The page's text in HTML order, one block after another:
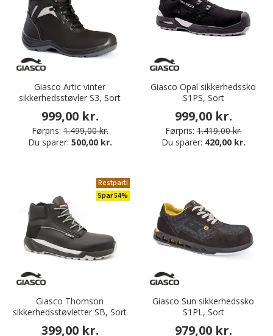
Giasco Artic vinter
sikkerhedsstøvler S3, Sort
999,00 kr.
Førpris: 1.499,00 kr.
Du sparer: 500,00 kr.
Giasco Opal sikkerhedssko
S1PS, Sort
999,00 kr.
Førpris: 1.419,00 kr.
Du sparer: 420,00 kr.
Restparti
Spar 54%
Giasco Thomson
sikkerhedsstøvletter SB, Sort
399,00 kr.
Giasco Sun sikkerhedssko
S1PL, Sort
979,00 kr.